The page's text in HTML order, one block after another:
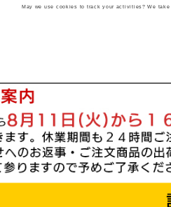
May we use cookies to track your activities? We